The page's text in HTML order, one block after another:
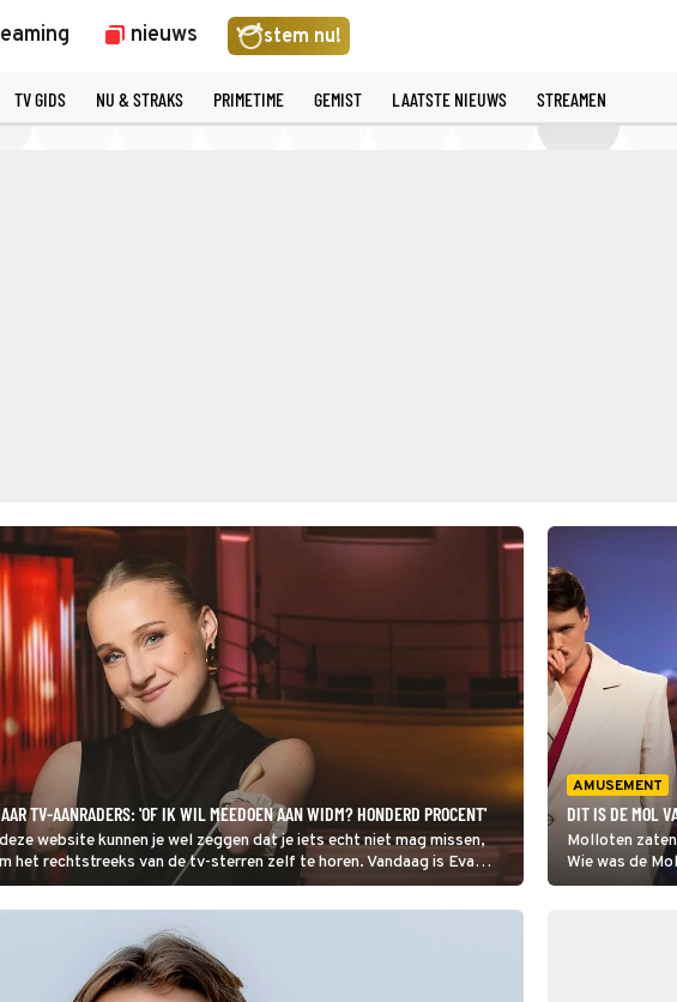
nieuws stem nu!
TV GIDS NU & STRAKS PRIMETIME GEMIST LAATSTE NIEUWS STREAMEN
TV-AANRADERS: 'OF IK WIL MEEDOEN AAN WIDM? HONDERD PROCENT'
website kunnen je wel zeggen dat je iets echt niet mag missen,
het rechtstreeks van de tv-sterren zelf te horen. Vandaag is Eva
AMUSEMENT
DIT IS DE MOL
Molloten
Wie was de
de helft van